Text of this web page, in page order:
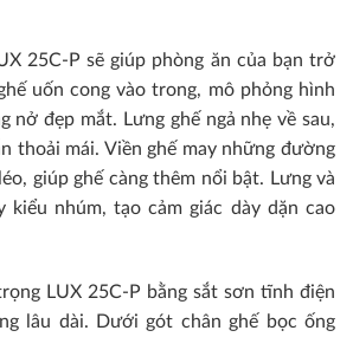
25C-P sẽ giúp phòng ăn của bạn trở
uốn cong vào trong, mô phỏng hình
nở đẹp mắt. Lưng ghế ngả nhẹ về sau,
thoải mái. Viền ghế may những đường
giúp ghế càng thêm nổi bật. Lưng và
kiểu nhúm, tạo cảm giác dày dặn cao
LUX 25C-P bằng sắt sơn tĩnh điện
lâu dài. Dưới gót chân ghế bọc ống